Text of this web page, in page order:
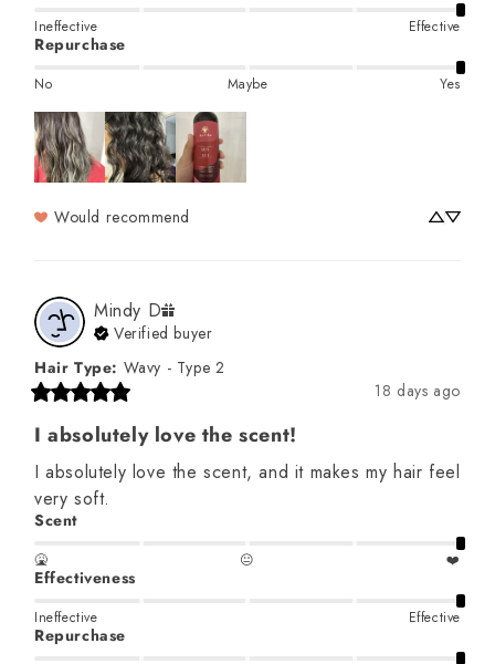
Ineffective Effective
Repurchase
No Maybe Yes
Would recommend
Mindy D
Verified buyer
Hair Type: Wavy - Type 2
18 days ago
I absolutely love the scent!
I absolutely love the scent, and it makes my hair feel
very soft.
Scent
🤮 😐 ❤️
Effectiveness
Ineffective Effective
Repurchase